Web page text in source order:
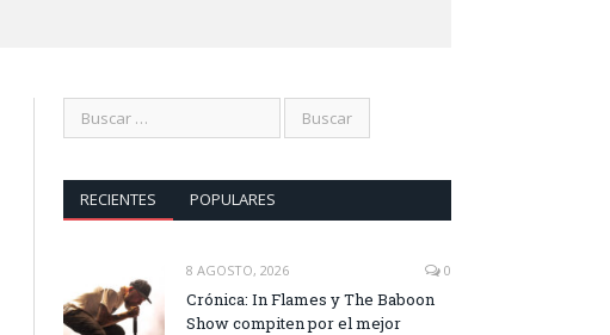
RECIENTES POPULARES
8 AGOSTO, 2026 0
Crónica: In Flames y The Baboon
Show compiten por el mejor